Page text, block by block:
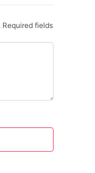
Required fields